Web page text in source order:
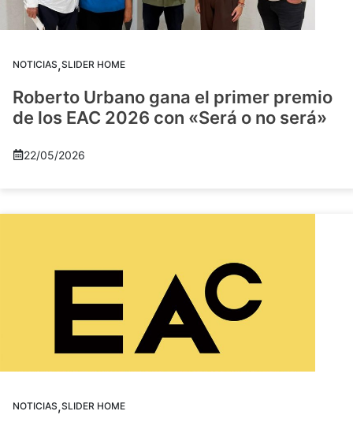
NOTICIAS,SLIDER HOME
Roberto Urbano gana el primer premio
de los EAC 2026 con «Será o no será»
22/05/2026
NOTICIAS,SLIDER HOME